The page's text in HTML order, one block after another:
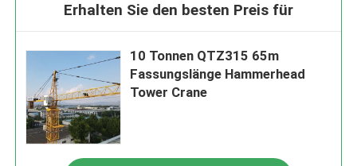
Erhalten Sie den besten Preis für
10 Tonnen QTZ315 65m
Fassungslänge Hammerhead
Tower Crane